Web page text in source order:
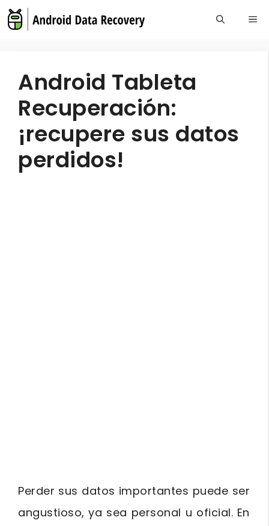
Skip
to
Android Tableta
Recuperación:
¡recupere sus datos
perdidos!
Perder sus datos importantes puede ser
angustioso, ya sea personal u oficial. En